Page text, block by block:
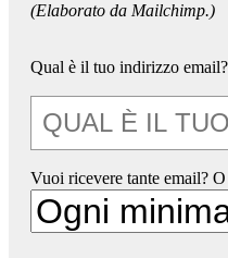
(Elaborato da Mailchimp.)
Qual è il tuo indirizzo email?
Vuoi ricevere tante email?